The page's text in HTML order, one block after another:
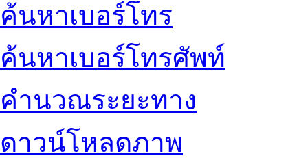
ค้นหาเบอร์โทร
ค้นหาเบอร์โทรศัพท์
คำนวณระยะทาง
ดาวน์โหลดภาพ